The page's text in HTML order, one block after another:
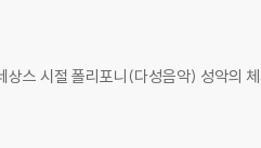
스 시절 폴리포니(다성음악) 성악의